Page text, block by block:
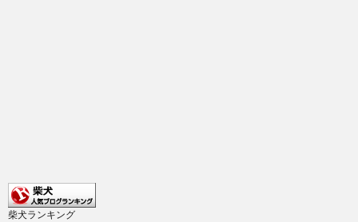
柴犬ランキング